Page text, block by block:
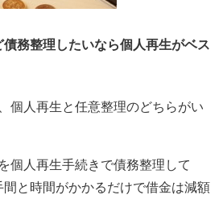
務整理したいなら個人再生がベス
個人再生と任意整理のどちらがい
個人再生手続きで債務整理して
間と時間がかかるだけで借金は減額